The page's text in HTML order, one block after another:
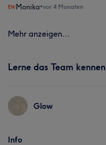
Monika•vor 4 Monaten
Mehr anzeigen...
Lerne das Team kennen
Glow
Info